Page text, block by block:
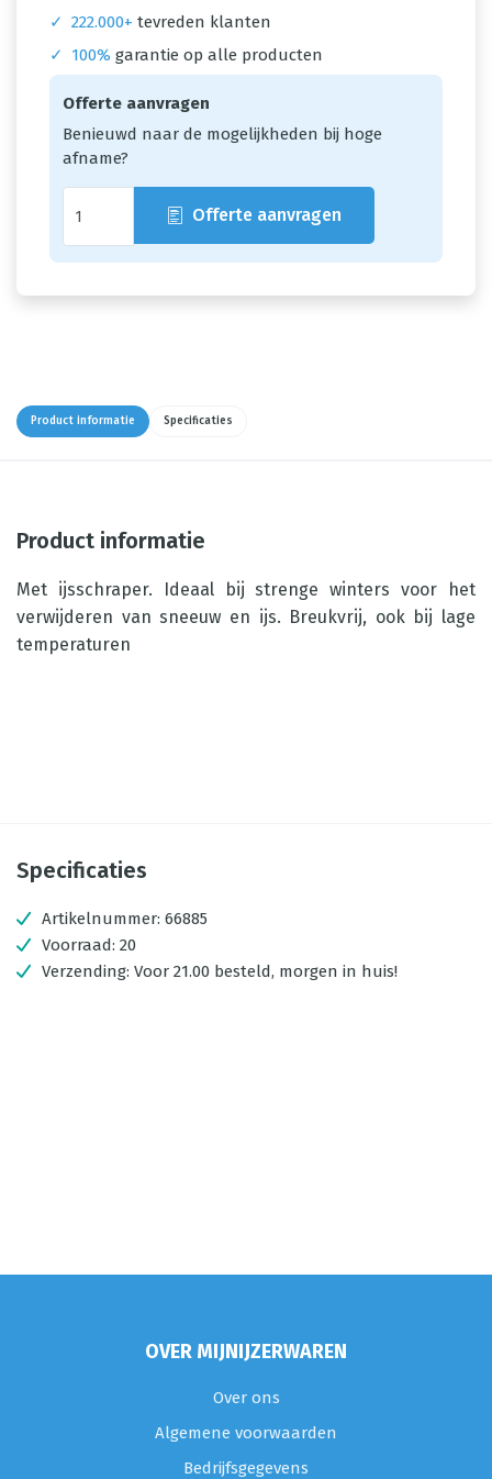
✓ 222.000+ tevreden klanten
✓
100% garantie op alle producten
Offerte aanvragen
Benieuwd naar de mogelijkheden bij hoge
afname?
Offerte aanvragen
Product informatie Specificaties
Product informatie
Met ijsschraper. Ideaal bij strenge winters voor het
verwijderen van sneeuw en ijs. Breukvrij, ook bij lage
temperaturen
Specificaties
Artikelnummer: 66885
Voorraad: 20
Verzending: Voor 21.00 besteld, morgen in huis!
OVER MIJNIJZERWAREN
Over ons
Algemene voorwaarden
Bedrijfsgegevens